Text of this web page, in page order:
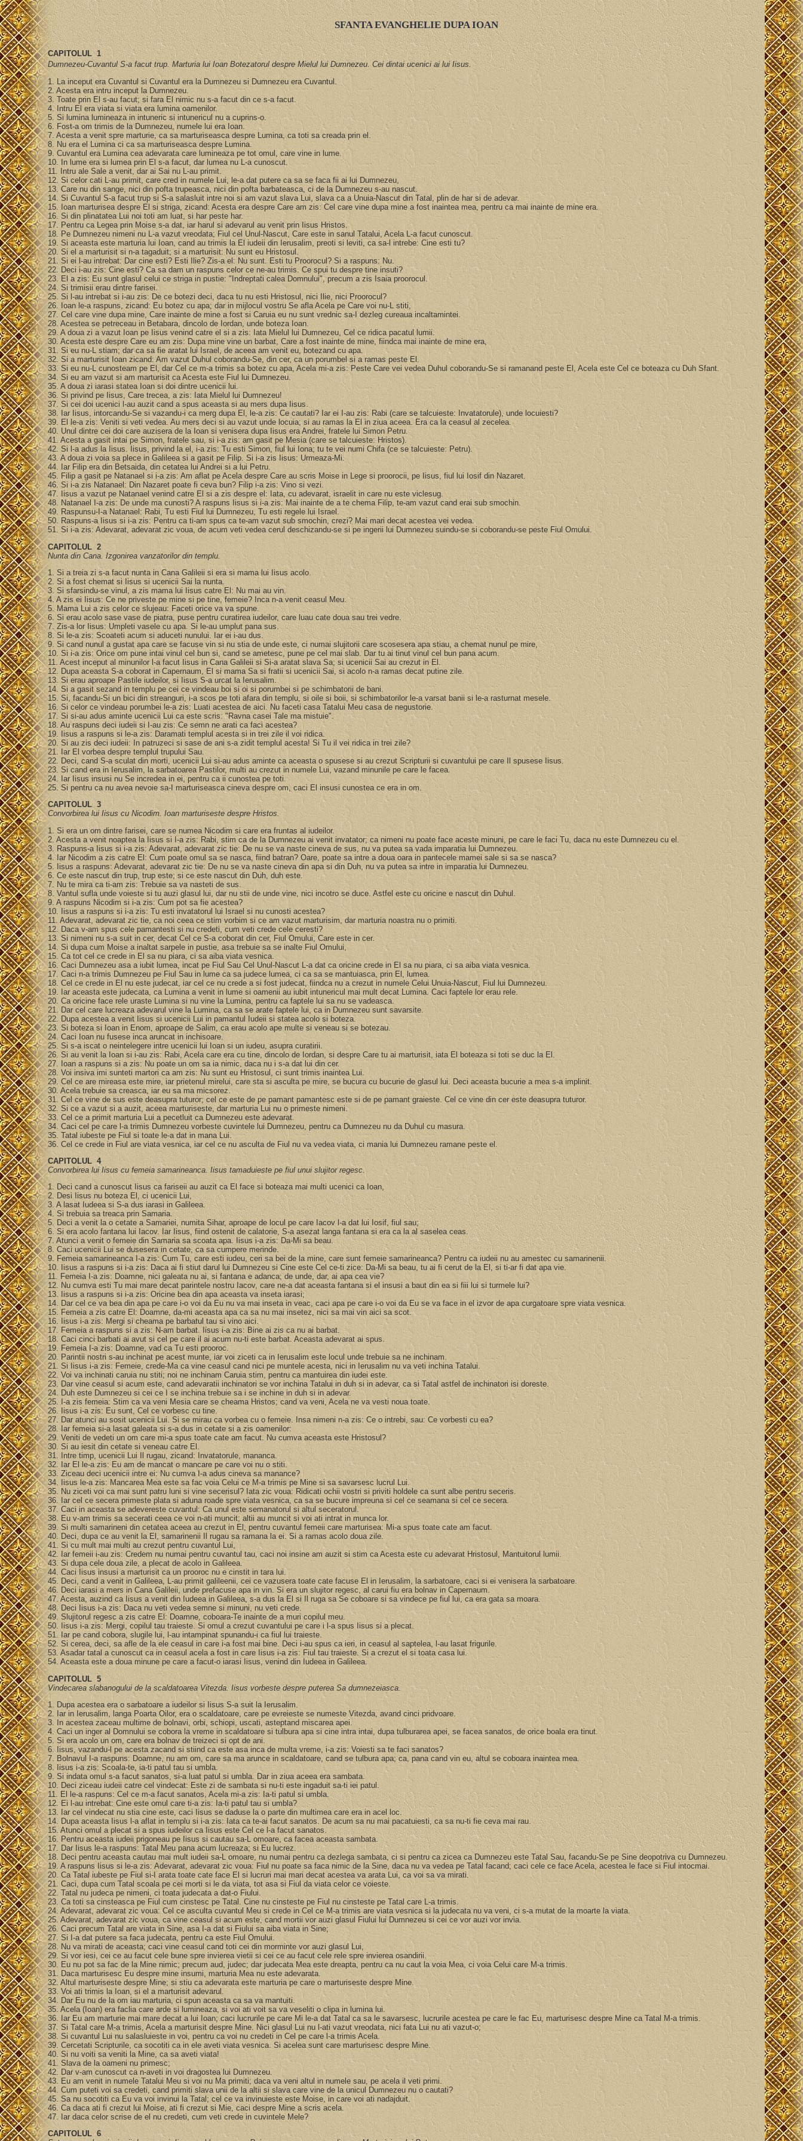
SFANTA EVANGHELIE DUPA IOAN
CAPITOLUL 1
Dumnezeu-Cuvantul S-a facut trup. Marturia lui Ioan Botezatorul despre Mielul lui Dumnezeu. Cei dintai ucenici ai lui Iisus.
1. La inceput era Cuvantul si Cuvantul era la Dumnezeu si Dumnezeu era Cuvantul.
2. Acesta era intru inceput la Dumnezeu.
3. Toate prin El s-au facut; si fara El nimic nu s-a facut din ce s-a facut.
4. Intru El era viata si viata era lumina oamenilor.
5. Si lumina lumineaza in intuneric si intunericul nu a cuprins-o.
6. Fost-a om trimis de la Dumnezeu, numele lui era Ioan.
7. Acesta a venit spre marturie, ca sa marturiseasca despre Lumina, ca toti sa creada prin el.
8. Nu era el Lumina ci ca sa marturiseasca despre Lumina.
9. Cuvantul era Lumina cea adevarata care lumineaza pe tot omul, care vine in lume.
10. In lume era si lumea prin El s-a facut, dar lumea nu L-a cunoscut.
11. Intru ale Sale a venit, dar ai Sai nu L-au primit.
12. Si celor cati L-au primit, care cred in numele Lui, le-a dat putere ca sa se faca fii ai lui Dumnezeu,
13. Care nu din sange, nici din pofta trupeasca, nici din pofta barbateasca, ci de la Dumnezeu s-au nascut.
14. Si Cuvantul S-a facut trup si S-a salasluit intre noi si am vazut slava Lui, slava ca a Unuia-Nascut din Tatal, plin de har si de adevar.
15. Ioan marturisea despre El si striga, zicand: Acesta era despre Care am zis: Cel care vine dupa mine a fost inaintea mea, pentru ca mai inainte de mine era.
16. Si din plinatatea Lui noi toti am luat, si har peste har.
17. Pentru ca Legea prin Moise s-a dat, iar harul si adevarul au venit prin Iisus Hristos.
18. Pe Dumnezeu nimeni nu L-a vazut vreodata; Fiul cel Unul-Nascut, Care este in sanul Tatalui, Acela L-a facut cunoscut.
19. Si aceasta este marturia lui Ioan, cand au trimis la El iudeii din Ierusalim, preoti si leviti, ca sa-l intrebe: Cine esti tu?
20. Si el a marturisit si n-a tagaduit; si a marturisit: Nu sunt eu Hristosul.
21. Si ei l-au intrebat: Dar cine esti? Esti Ilie? Zis-a el: Nu sunt. Esti tu Proorocul? Si a raspuns: Nu.
22. Deci i-au zis: Cine esti? Ca sa dam un raspuns celor ce ne-au trimis. Ce spui tu despre tine insuti?
23. El a zis: Eu sunt glasul celui ce striga in pustie: "Indreptati calea Domnului", precum a zis Isaia proorocul.
24. Si trimisii erau dintre farisei.
25. Si l-au intrebat si i-au zis: De ce botezi deci, daca tu nu esti Hristosul, nici Ilie, nici Proorocul?
26. Ioan le-a raspuns, zicand: Eu botez cu apa; dar in mijlocul vostru Se afla Acela pe Care voi nu-L stiti,
27. Cel care vine dupa mine, Care inainte de mine a fost si Caruia eu nu sunt vrednic sa-I dezleg cureaua incaltamintei.
28. Acestea se petreceau in Betabara, dincolo de Iordan, unde boteza Ioan.
29. A doua zi a vazut Ioan pe Iisus venind catre el si a zis: Iata Mielul lui Dumnezeu, Cel ce ridica pacatul lumii.
30. Acesta este despre Care eu am zis: Dupa mine vine un barbat, Care a fost inainte de mine, fiindca mai inainte de mine era,
31. Si eu nu-L stiam; dar ca sa fie aratat lui Israel, de aceea am venit eu, botezand cu apa.
32. Si a marturisit Ioan zicand: Am vazut Duhul coborandu-Se, din cer, ca un porumbel si a ramas peste El.
33. Si eu nu-L cunosteam pe El, dar Cel ce m-a trimis sa botez cu apa, Acela mi-a zis: Peste Care vei vedea Duhul coborandu-Se si ramanand peste El, Acela este Cel ce boteaza cu Duh Sfant.
34. Si eu am vazut si am marturisit ca Acesta este Fiul lui Dumnezeu.
35. A doua zi iarasi statea Ioan si doi dintre ucenicii lui.
36. Si privind pe Iisus, Care trecea, a zis: Iata Mielul lui Dumnezeu!
37. Si cei doi ucenici l-au auzit cand a spus aceasta si au mers dupa Iisus.
38. Iar Iisus, intorcandu-Se si vazandu-i ca merg dupa El, le-a zis: Ce cautati? Iar ei I-au zis: Rabi (care se talcuieste: Invatatorule), unde locuiesti?
39. El le-a zis: Veniti si veti vedea. Au mers deci si au vazut unde locuia; si au ramas la El in ziua aceea. Era ca la ceasul al zecelea.
40. Unul dintre cei doi care auzisera de la Ioan si venisera dupa Iisus era Andrei, fratele lui Simon Petru.
41. Acesta a gasit intai pe Simon, fratele sau, si i-a zis: am gasit pe Mesia (care se talcuieste: Hristos).
42. Si l-a adus la Iisus. Iisus, privind la el, i-a zis: Tu esti Simon, fiul lui Iona; tu te vei numi Chifa (ce se talcuieste: Petru).
43. A doua zi voia sa plece in Galileea si a gasit pe Filip. Si i-a zis Iisus: Urmeaza-Mi.
44. Iar Filip era din Betsaida, din cetatea lui Andrei si a lui Petru.
45. Filip a gasit pe Natanael si i-a zis: Am aflat pe Acela despre Care au scris Moise in Lege si proorocii, pe Iisus, fiul lui Iosif din Nazaret.
46. Si i-a zis Natanael: Din Nazaret poate fi ceva bun? Filip i-a zis: Vino si vezi.
47. Iisus a vazut pe Natanael venind catre El si a zis despre el: Iata, cu adevarat, israelit in care nu este viclesug.
48. Natanael I-a zis: De unde ma cunosti? A raspuns Iisus si i-a zis: Mai inainte de a te chema Filip, te-am vazut cand erai sub smochin.
49. Raspunsu-I-a Natanael: Rabi, Tu esti Fiul lui Dumnezeu, Tu esti regele lui Israel.
50. Raspuns-a Iisus si i-a zis: Pentru ca ti-am spus ca te-am vazut sub smochin, crezi? Mai mari decat acestea vei vedea.
51. Si i-a zis: Adevarat, adevarat zic voua, de acum veti vedea cerul deschizandu-se si pe ingerii lui Dumnezeu suindu-se si coborandu-se peste Fiul Omului.
CAPITOLUL 2
Nunta din Cana. Izgonirea vanzatorilor din templu.
1. Si a treia zi s-a facut nunta in Cana Galileii si era si mama lui Iisus acolo.
2. Si a fost chemat si Iisus si ucenicii Sai la nunta.
3. Si sfarsindu-se vinul, a zis mama lui Iisus catre El: Nu mai au vin.
4. A zis ei Iisus: Ce ne priveste pe mine si pe tine, femeie? Inca n-a venit ceasul Meu.
5. Mama Lui a zis celor ce slujeau: Faceti orice va va spune.
6. Si erau acolo sase vase de piatra, puse pentru curatirea iudeilor, care luau cate doua sau trei vedre.
7. Zis-a lor Iisus: Umpleti vasele cu apa. Si le-au umplut pana sus.
8. Si le-a zis: Scoateti acum si aduceti nunului. Iar ei i-au dus.
9. Si cand nunul a gustat apa care se facuse vin si nu stia de unde este, ci numai slujitorii care scosesera apa stiau, a chemat nunul pe mire,
10. Si i-a zis: Orice om pune intai vinul cel bun si, cand se ametesc, pune pe cel mai slab. Dar tu ai tinut vinul cel bun pana acum.
11. Acest inceput al minunilor l-a facut Iisus in Cana Galileii si Si-a aratat slava Sa; si ucenicii Sai au crezut in El.
12. Dupa aceasta S-a coborat in Capernaum, El si mama Sa si fratii si ucenicii Sai, si acolo n-a ramas decat putine zile.
13. Si erau aproape Pastile iudeilor, si Iisus S-a urcat la Ierusalim.
14. Si a gasit sezand in templu pe cei ce vindeau boi si oi si porumbei si pe schimbatorii de bani.
15. Si, facandu-Si un bici din streanguri, i-a scos pe toti afara din templu, si oile si boii, si schimbatorilor le-a varsat banii si le-a rasturnat mesele.
16. Si celor ce vindeau porumbei le-a zis: Luati acestea de aici. Nu faceti casa Tatalui Meu casa de negustorie.
17. Si si-au adus aminte ucenicii Lui ca este scris: "Ravna casei Tale ma mistuie".
18. Au raspuns deci iudeii si I-au zis: Ce semn ne arati ca faci acestea?
19. Iisus a raspuns si le-a zis: Daramati templul acesta si in trei zile il voi ridica.
20. Si au zis deci iudeii: In patruzeci si sase de ani s-a zidit templul acesta! Si Tu il vei ridica in trei zile?
21. Iar El vorbea despre templul trupului Sau.
22. Deci, cand S-a sculat din morti, ucenicii Lui si-au adus aminte ca aceasta o spusese si au crezut Scripturii si cuvantului pe care Il spusese Iisus.
23. Si cand era in Ierusalim, la sarbatoarea Pastilor, multi au crezut in numele Lui, vazand minunile pe care le facea.
24. Iar Iisus insusi nu Se incredea in ei, pentru ca ii cunostea pe toti.
25. Si pentru ca nu avea nevoie sa-I marturiseasca cineva despre om, caci El insusi cunostea ce era in om.
CAPITOLUL 3
Convorbirea lui Iisus cu Nicodim. Ioan marturiseste despre Hristos.
1. Si era un om dintre farisei, care se numea Nicodim si care era fruntas al iudeilor.
2. Acesta a venit noaptea la Iisus si I-a zis: Rabi, stim ca de la Dumnezeu ai venit invatator; ca nimeni nu poate face aceste minuni, pe care le faci Tu, daca nu este Dumnezeu cu el.
3. Raspuns-a Iisus si i-a zis: Adevarat, adevarat zic tie: De nu se va naste cineva de sus, nu va putea sa vada imparatia lui Dumnezeu.
4. Iar Nicodim a zis catre El: Cum poate omul sa se nasca, fiind batran? Oare, poate sa intre a doua oara in pantecele mamei sale si sa se nasca?
5. Iisus a raspuns: Adevarat, adevarat zic tie: De nu se va naste cineva din apa si din Duh, nu va putea sa intre in imparatia lui Dumnezeu.
6. Ce este nascut din trup, trup este; si ce este nascut din Duh, duh este.
7. Nu te mira ca ti-am zis: Trebuie sa va nasteti de sus.
8. Vantul sufla unde voieste si tu auzi glasul lui, dar nu stii de unde vine, nici incotro se duce. Astfel este cu oricine e nascut din Duhul.
9. A raspuns Nicodim si i-a zis: Cum pot sa fie acestea?
10. Iisus a raspuns si i-a zis: Tu esti invatatorul lui Israel si nu cunosti acestea?
11. Adevarat, adevarat zic tie, ca noi ceea ce stim vorbim si ce am vazut marturisim, dar marturia noastra nu o primiti.
12. Daca v-am spus cele pamantesti si nu credeti, cum veti crede cele ceresti?
13. Si nimeni nu s-a suit in cer, decat Cel ce S-a coborat din cer, Fiul Omului, Care este in cer.
14. Si dupa cum Moise a inaltat sarpele in pustie, asa trebuie sa se inalte Fiul Omului,
15. Ca tot cel ce crede in El sa nu piara, ci sa aiba viata vesnica.
16. Caci Dumnezeu asa a iubit lumea, incat pe Fiul Sau Cel Unul-Nascut L-a dat ca oricine crede in El sa nu piara, ci sa aiba viata vesnica.
17. Caci n-a trimis Dumnezeu pe Fiul Sau in lume ca sa judece lumea, ci ca sa se mantuiasca, prin El, lumea.
18. Cel ce crede in El nu este judecat, iar cel ce nu crede a si fost judecat, fiindca nu a crezut in numele Celui Unuia-Nascut, Fiul lui Dumnezeu.
19. Iar aceasta este judecata, ca Lumina a venit in lume si oamenii au iubit intunericul mai mult decat Lumina. Caci faptele lor erau rele.
20. Ca oricine face rele uraste Lumina si nu vine la Lumina, pentru ca faptele lui sa nu se vadeasca.
21. Dar cel care lucreaza adevarul vine la Lumina, ca sa se arate faptele lui, ca in Dumnezeu sunt savarsite.
22. Dupa acestea a venit Iisus si ucenicii Lui in pamantul Iudeii si statea acolo si boteza.
23. Si boteza si Ioan in Enom, aproape de Salim, ca erau acolo ape multe si veneau si se botezau.
24. Caci Ioan nu fusese inca aruncat in inchisoare.
25. Si s-a iscat o neintelegere intre ucenicii lui Ioan si un iudeu, asupra curatirii.
26. Si au venit la Ioan si i-au zis: Rabi, Acela care era cu tine, dincolo de Iordan, si despre Care tu ai marturisit, iata El boteaza si toti se duc la El.
27. Ioan a raspuns si a zis: Nu poate un om sa ia nimic, daca nu i s-a dat lui din cer.
28. Voi insiva imi sunteti martori ca am zis: Nu sunt eu Hristosul, ci sunt trimis inaintea Lui.
29. Cel ce are mireasa este mire, iar prietenul mirelui, care sta si asculta pe mire, se bucura cu bucurie de glasul lui. Deci aceasta bucurie a mea s-a implinit.
30. Acela trebuie sa creasca, iar eu sa ma micsorez.
31. Cel ce vine de sus este deasupra tuturor; cel ce este de pe pamant pamantesc este si de pe pamant graieste. Cel ce vine din cer este deasupra tuturor.
32. Si ce a vazut si a auzit, aceea marturiseste, dar marturia Lui nu o primeste nimeni.
33. Cel ce a primit marturia Lui a pecetluit ca Dumnezeu este adevarat.
34. Caci cel pe care l-a trimis Dumnezeu vorbeste cuvintele lui Dumnezeu, pentru ca Dumnezeu nu da Duhul cu masura.
35. Tatal iubeste pe Fiul si toate le-a dat in mana Lui.
36. Cel ce crede in Fiul are viata vesnica, iar cel ce nu asculta de Fiul nu va vedea viata, ci mania lui Dumnezeu ramane peste el.
CAPITOLUL 4
Convorbirea lui Iisus cu femeia samarineanca. Iisus tamaduieste pe fiul unui slujitor regesc.
1. Deci cand a cunoscut Iisus ca fariseii au auzit ca El face si boteaza mai multi ucenici ca Ioan,
2. Desi Iisus nu boteza El, ci ucenicii Lui,
3. A lasat Iudeea si S-a dus iarasi in Galileea.
4. Si trebuia sa treaca prin Samaria.
5. Deci a venit la o cetate a Samariei, numita Sihar, aproape de locul pe care Iacov l-a dat lui Iosif, fiul sau;
6. Si era acolo fantana lui Iacov. Iar Iisus, fiind ostenit de calatorie, S-a asezat langa fantana si era ca la al saselea ceas.
7. Atunci a venit o femeie din Samaria sa scoata apa. Iisus i-a zis: Da-Mi sa beau.
8. Caci ucenicii Lui se dusesera in cetate, ca sa cumpere merinde.
9. Femeia samarineanca I-a zis: Cum Tu, care esti iudeu, ceri sa bei de la mine, care sunt femeie samarineanca? Pentru ca iudeii nu au amestec cu samarinenii.
10. Iisus a raspuns si i-a zis: Daca ai fi stiut darul lui Dumnezeu si Cine este Cel ce-ti zice: Da-Mi sa beau, tu ai fi cerut de la El, si ti-ar fi dat apa vie.
11. Femeia I-a zis: Doamne, nici galeata nu ai, si fantana e adanca; de unde, dar, ai apa cea vie?
12. Nu cumva esti Tu mai mare decat parintele nostru Iacov, care ne-a dat aceasta fantana si el insusi a baut din ea si fiii lui si turmele lui?
13. Iisus a raspuns si i-a zis: Oricine bea din apa aceasta va inseta iarasi;
14. Dar cel ce va bea din apa pe care i-o voi da Eu nu va mai inseta in veac, caci apa pe care i-o voi da Eu se va face in el izvor de apa curgatoare spre viata vesnica.
15. Femeia a zis catre El: Doamne, da-mi aceasta apa ca sa nu mai insetez, nici sa mai vin aici sa scot.
16. Iisus i-a zis: Mergi si cheama pe barbatul tau si vino aici.
17. Femeia a raspuns si a zis: N-am barbat. Iisus i-a zis: Bine ai zis ca nu ai barbat.
18. Caci cinci barbati ai avut si cel pe care il ai acum nu-ti este barbat. Aceasta adevarat ai spus.
19. Femeia I-a zis: Doamne, vad ca Tu esti prooroc.
20. Parintii nostri s-au inchinat pe acest munte, iar voi ziceti ca in Ierusalim este locul unde trebuie sa ne inchinam.
21. Si Iisus i-a zis: Femeie, crede-Ma ca vine ceasul cand nici pe muntele acesta, nici in Ierusalim nu va veti inchina Tatalui.
22. Voi va inchinati caruia nu stiti; noi ne inchinam Caruia stim, pentru ca mantuirea din iudei este.
23. Dar vine ceasul si acum este, cand adevaratii inchinatori se vor inchina Tatalui in duh si in adevar, ca si Tatal astfel de inchinatori isi doreste.
24. Duh este Dumnezeu si cei ce I se inchina trebuie sa i se inchine in duh si in adevar.
25. I-a zis femeia: Stim ca va veni Mesia care se cheama Hristos; cand va veni, Acela ne va vesti noua toate.
26. Iisus i-a zis: Eu sunt, Cel ce vorbesc cu tine.
27. Dar atunci au sosit ucenicii Lui. Si se mirau ca vorbea cu o femeie. Insa nimeni n-a zis: Ce o intrebi, sau: Ce vorbesti cu ea?
28. Iar femeia si-a lasat galeata si s-a dus in cetate si a zis oamenilor:
29. Veniti de vedeti un om care mi-a spus toate cate am facut. Nu cumva aceasta este Hristosul?
30. Si au iesit din cetate si veneau catre El.
31. Intre timp, ucenicii Lui Il rugau, zicand: Invatatorule, mananca.
32. Iar El le-a zis: Eu am de mancat o mancare pe care voi nu o stiti.
33. Ziceau deci ucenicii intre ei: Nu cumva I-a adus cineva sa manance?
34. Iisus le-a zis: Mancarea Mea este sa fac voia Celui ce M-a trimis pe Mine si sa savarsesc lucrul Lui.
35. Nu ziceti voi ca mai sunt patru luni si vine secerisul? Iata zic voua: Ridicati ochii vostri si priviti holdele ca sunt albe pentru seceris.
36. Iar cel ce secera primeste plata si aduna roade spre viata vesnica, ca sa se bucure impreuna si cel ce seamana si cel ce secera.
37. Caci in aceasta se adevereste cuvantul: Ca unul este semanatorul si altul seceratorul.
38. Eu v-am trimis sa secerati ceea ce voi n-ati muncit; altii au muncit si voi ati intrat in munca lor.
39. Si multi samarineni din cetatea aceea au crezut in El, pentru cuvantul femeii care marturisea: Mi-a spus toate cate am facut.
40. Deci, dupa ce au venit la El, samarinenii Il rugau sa ramana la ei. Si a ramas acolo doua zile.
41. Si cu mult mai multi au crezut pentru cuvantul Lui,
42. Iar femeii i-au zis: Credem nu numai pentru cuvantul tau, caci noi insine am auzit si stim ca Acesta este cu adevarat Hristosul, Mantuitorul lumii.
43. Si dupa cele doua zile, a plecat de acolo in Galileea.
44. Caci Iisus insusi a marturisit ca un prooroc nu e cinstit in tara lui.
45. Deci, cand a venit in Galileea, L-au primit galileenii, cei ce vazusera toate cate facuse El in Ierusalim, la sarbatoare, caci si ei venisera la sarbatoare.
46. Deci iarasi a mers in Cana Galileii, unde prefacuse apa in vin. Si era un slujitor regesc, al carui fiu era bolnav in Capernaum.
47. Acesta, auzind ca Iisus a venit din Iudeea in Galileea, s-a dus la El si Il ruga sa Se coboare si sa vindece pe fiul lui, ca era gata sa moara.
48. Deci Iisus i-a zis: Daca nu veti vedea semne si minuni, nu veti crede.
49. Slujitorul regesc a zis catre El: Doamne, coboara-Te inainte de a muri copilul meu.
50. Iisus i-a zis: Mergi, copilul tau traieste. Si omul a crezut cuvantului pe care i l-a spus Iisus si a plecat.
51. Iar pe cand cobora, slugile lui, l-au intampinat spunandu-i ca fiul lui traieste.
52. Si cerea, deci, sa afle de la ele ceasul in care i-a fost mai bine. Deci i-au spus ca ieri, in ceasul al saptelea, l-au lasat frigurile.
53. Asadar tatal a cunoscut ca in ceasul acela a fost in care Iisus i-a zis: Fiul tau traieste. Si a crezut el si toata casa lui.
54. Aceasta este a doua minune pe care a facut-o iarasi Iisus, venind din Iudeea in Galileea.
CAPITOLUL 5
Vindecarea slabanogului de la scaldatoarea Vitezda. Iisus vorbeste despre puterea Sa dumnezeiasca.
1. Dupa acestea era o sarbatoare a iudeilor si Iisus S-a suit la Ierusalim.
2. Iar in Ierusalim, langa Poarta Oilor, era o scaldatoare, care pe evreieste se numeste Vitezda, avand cinci pridvoare.
3. In acestea zaceau multime de bolnavi, orbi, schiopi, uscati, asteptand miscarea apei.
4. Caci un inger al Domnului se cobora la vreme in scaldatoare si tulbura apa si cine intra intai, dupa tulburarea apei, se facea sanatos, de orice boala era tinut.
5. Si era acolo un om, care era bolnav de treizeci si opt de ani.
6. Iisus, vazandu-l pe acesta zacand si stiind ca este asa inca de multa vreme, i-a zis: Voiesti sa te faci sanatos?
7. Bolnavul I-a raspuns: Doamne, nu am om, care sa ma arunce in scaldatoare, cand se tulbura apa; ca, pana cand vin eu, altul se coboara inaintea mea.
8. Iisus i-a zis: Scoala-te, ia-ti patul tau si umbla.
9. Si indata omul s-a facut sanatos, si-a luat patul si umbla. Dar in ziua aceea era sambata.
10. Deci ziceau iudeii catre cel vindecat: Este zi de sambata si nu-ti este ingaduit sa-ti iei patul.
11. El le-a raspuns: Cel ce m-a facut sanatos, Acela mi-a zis: Ia-ti patul si umbla.
12. Ei l-au intrebat: Cine este omul care ti-a zis: Ia-ti patul tau si umbla?
13. Iar cel vindecat nu stia cine este, caci Iisus se daduse la o parte din multimea care era in acel loc.
14. Dupa aceasta Iisus l-a aflat in templu si i-a zis: Iata ca te-ai facut sanatos. De acum sa nu mai pacatuiesti, ca sa nu-ti fie ceva mai rau.
15. Atunci omul a plecat si a spus iudeilor ca Iisus este Cel ce l-a facut sanatos.
16. Pentru aceasta iudeii prigoneau pe Iisus si cautau sa-L omoare, ca facea aceasta sambata.
17. Dar Iisus le-a raspuns: Tatal Meu pana acum lucreaza; si Eu lucrez.
18. Deci pentru aceasta cautau mai mult iudeii sa-L omoare, nu numai pentru ca dezlega sambata, ci si pentru ca zicea ca Dumnezeu este Tatal Sau, facandu-Se pe Sine deopotriva cu Dumnezeu.
19. A raspuns Iisus si le-a zis: Adevarat, adevarat zic voua: Fiul nu poate sa faca nimic de la Sine, daca nu va vedea pe Tatal facand; caci cele ce face Acela, acestea le face si Fiul intocmai.
20. Ca Tatal iubeste pe Fiul si-I arata toate cate face El si lucruri mai mari decat acestea va arata Lui, ca voi sa va mirati.
21. Caci, dupa cum Tatal scoala pe cei morti si le da viata, tot asa si Fiul da viata celor ce voieste.
22. Tatal nu judeca pe nimeni, ci toata judecata a dat-o Fiului.
23. Ca toti sa cinsteasca pe Fiul cum cinstesc pe Tatal. Cine nu cinsteste pe Fiul nu cinsteste pe Tatal care L-a trimis.
24. Adevarat, adevarat zic voua: Cel ce asculta cuvantul Meu si crede in Cel ce M-a trimis are viata vesnica si la judecata nu va veni, ci s-a mutat de la moarte la viata.
25. Adevarat, adevarat zic voua, ca vine ceasul si acum este, cand mortii vor auzi glasul Fiului lui Dumnezeu si cei ce vor auzi vor invia.
26. Caci precum Tatal are viata in Sine, asa I-a dat si Fiului sa aiba viata in Sine;
27. Si I-a dat putere sa faca judecata, pentru ca este Fiul Omului.
28. Nu va mirati de aceasta; caci vine ceasul cand toti cei din morminte vor auzi glasul Lui,
29. Si vor iesi, cei ce au facut cele bune spre invierea vietii si cei ce au facut cele rele spre invierea osandirii.
30. Eu nu pot sa fac de la Mine nimic; precum aud, judec; dar judecata Mea este dreapta, pentru ca nu caut la voia Mea, ci voia Celui care M-a trimis.
31. Daca marturisesc Eu despre mine insumi, marturia Mea nu este adevarata.
32. Altul marturiseste despre Mine; si stiu ca adevarata este marturia pe care o marturiseste despre Mine.
33. Voi ati trimis la Ioan, si el a marturisit adevarul.
34. Dar Eu nu de la om iau marturia, ci spun aceasta ca sa va mantuiti.
35. Acela (Ioan) era faclia care arde si lumineaza, si voi ati voit sa va veseliti o clipa in lumina lui.
36. Iar Eu am marturie mai mare decat a lui Ioan; caci lucrurile pe care Mi le-a dat Tatal ca sa le savarsesc, lucrurile acestea pe care le fac Eu, marturisesc despre Mine ca Tatal M-a trimis.
37. Si Tatal care M-a trimis, Acela a marturisit despre Mine. Nici glasul Lui nu l-ati vazut vreodata, nici fata Lui nu ati vazut-o;
38. Si cuvantul Lui nu salasluieste in voi, pentru ca voi nu credeti in Cel pe care l-a trimis Acela.
39. Cercetati Scripturile, ca socotiti ca in ele aveti viata vesnica. Si acelea sunt care marturisesc despre Mine.
40. Si nu voiti sa veniti la Mine, ca sa aveti viata!
41. Slava de la oameni nu primesc;
42. Dar v-am cunoscut ca n-aveti in voi dragostea lui Dumnezeu.
43. Eu am venit in numele Tatalui Meu si voi nu Ma primiti; daca va veni altul in numele sau, pe acela il veti primi.
44. Cum puteti voi sa credeti, cand primiti slava unii de la altii si slava care vine de la unicul Dumnezeu nu o cautati?
45. Sa nu socotiti ca Eu va voi invinui la Tatal; cel ce va invinuieste este Moise, in care voi ati nadajduit.
46. Ca daca ati fi crezut lui Moise, ati fi crezut si Mie, caci despre Mine a scris acela.
47. Iar daca celor scrise de el nu credeti, cum veti crede in cuvintele Mele?
CAPITOLUL 6